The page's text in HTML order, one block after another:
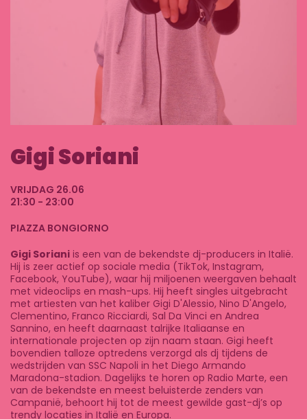
Gigi Soriani
VRIJDAG 26.06
21:30 - 23:00
PIAZZA BONGIORNO
Gigi Soriani is een van de bekendste dj-producers in Italië.
Hij is zeer actief op sociale media (TikTok, Instagram,
Facebook, YouTube), waar hij miljoenen weergaven behaalt
met videoclips en mash-ups. Hij heeft singles uitgebracht
met artiesten van het kaliber Gigi D'Alessio, Nino D'Angelo,
Clementino, Franco Ricciardi, Sal Da Vinci en Andrea
Sannino, en heeft daarnaast talrijke Italiaanse en
internationale projecten op zijn naam staan. Gigi heeft
bovendien talloze optredens verzorgd als dj tijdens de
wedstrijden van SSC Napoli in het Diego Armando
Maradona-stadion. Dagelijks te horen op Radio Marte, een
van de bekendste en meest beluisterde zenders van
Campanië, behoort hij tot de meest gewilde gast-dj’s op
trendy locaties in Italië en Europa.